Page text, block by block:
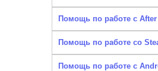
Помощь по работе с
Помощь по работе со
Помощь по работе с